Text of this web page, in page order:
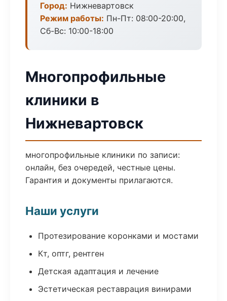
Город: Нижневартовск
Режим работы: Пн-Пт: 08:00-20:00,
Сб-Вс: 10:00-18:00
Многопрофильные
клиники в
Нижневартовск
многопрофильные клиники по записи:
онлайн, без очередей, честные цены.
Гарантия и документы прилагаются.
Наши услуги
Протезирование коронками и мостами
Кт, оптг, рентген
Детская адаптация и лечение
Эстетическая реставрация винирами